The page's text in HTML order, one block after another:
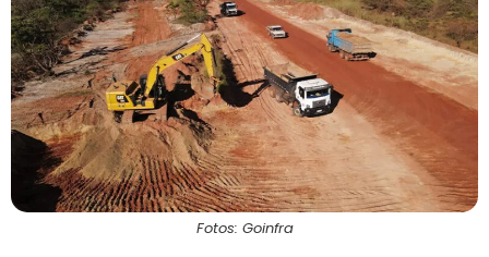
Fotos: Goinfra